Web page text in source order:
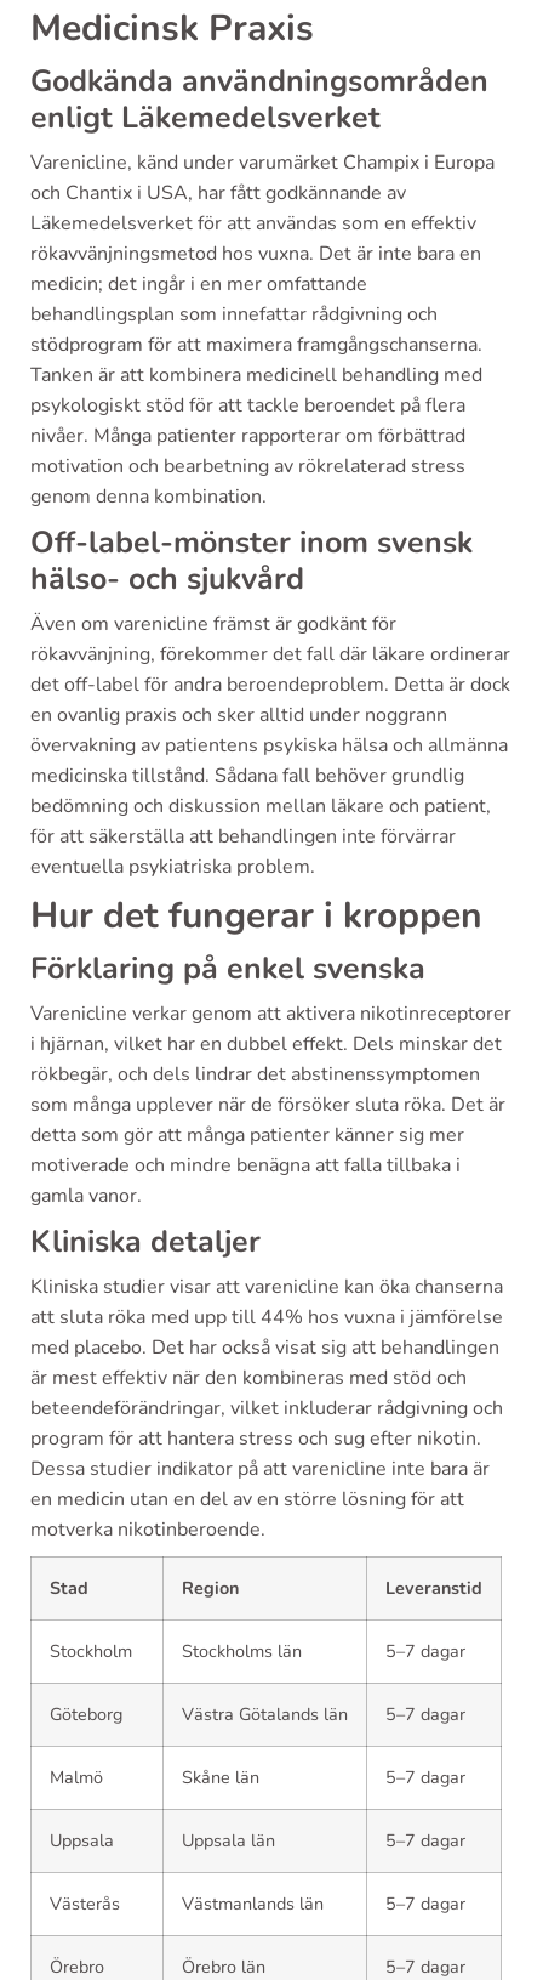
Medicinsk Praxis
Godkända användningsområden
enligt Läkemedelsverket
Varenicline, känd under varumärket Champix i Europa
och Chantix i USA, har fått godkännande av
Läkemedelsverket för att användas som en effektiv
rökavvänjningsmetod hos vuxna. Det är inte bara en
medicin; det ingår i en mer omfattande
behandlingsplan som innefattar rådgivning och
stödprogram för att maximera framgångschanserna.
Tanken är att kombinera medicinell behandling med
psykologiskt stöd för att tackle beroendet på flera
nivåer. Många patienter rapporterar om förbättrad
motivation och bearbetning av rökrelaterad stress
genom denna kombination.
Off-label-mönster inom svensk
hälso- och sjukvård
Även om varenicline främst är godkänt för
rökavvänjning, förekommer det fall där läkare ordinerar
det off-label för andra beroendeproblem. Detta är dock
en ovanlig praxis och sker alltid under noggrann
övervakning av patientens psykiska hälsa och allmänna
medicinska tillstånd. Sådana fall behöver grundlig
bedömning och diskussion mellan läkare och patient,
för att säkerställa att behandlingen inte förvärrar
eventuella psykiatriska problem.
Hur det fungerar i kroppen
Förklaring på enkel svenska
Varenicline verkar genom att aktivera nikotinreceptorer
i hjärnan, vilket har en dubbel effekt. Dels minskar det
rökbegär, och dels lindrar det abstinenssymptomen
som många upplever när de försöker sluta röka. Det är
detta som gör att många patienter känner sig mer
motiverade och mindre benägna att falla tillbaka i
gamla vanor.
Kliniska detaljer
Kliniska studier visar att varenicline kan öka chanserna
att sluta röka med upp till 44% hos vuxna i jämförelse
med placebo. Det har också visat sig att behandlingen
är mest effektiv när den kombineras med stöd och
beteendeförändringar, vilket inkluderar rådgivning och
program för att hantera stress och sug efter nikotin.
Dessa studier indikator på att varenicline inte bara är
en medicin utan en del av en större lösning för att
motverka nikotinberoende.
Stad Region Leveranstid
Stockholm Stockholms län 5–7 dagar
Göteborg Västra Götalands län 5–7 dagar
Malmö Skåne län 5–7 dagar
Uppsala Uppsala län 5–7 dagar
Västerås Västmanlands län 5–7 dagar
Örebro Örebro län 5–7 dagar